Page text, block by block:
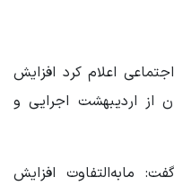
اعلام کرد افزایش
از اردیبهشت اجرایی و
مابه‌التفاوت افزایش